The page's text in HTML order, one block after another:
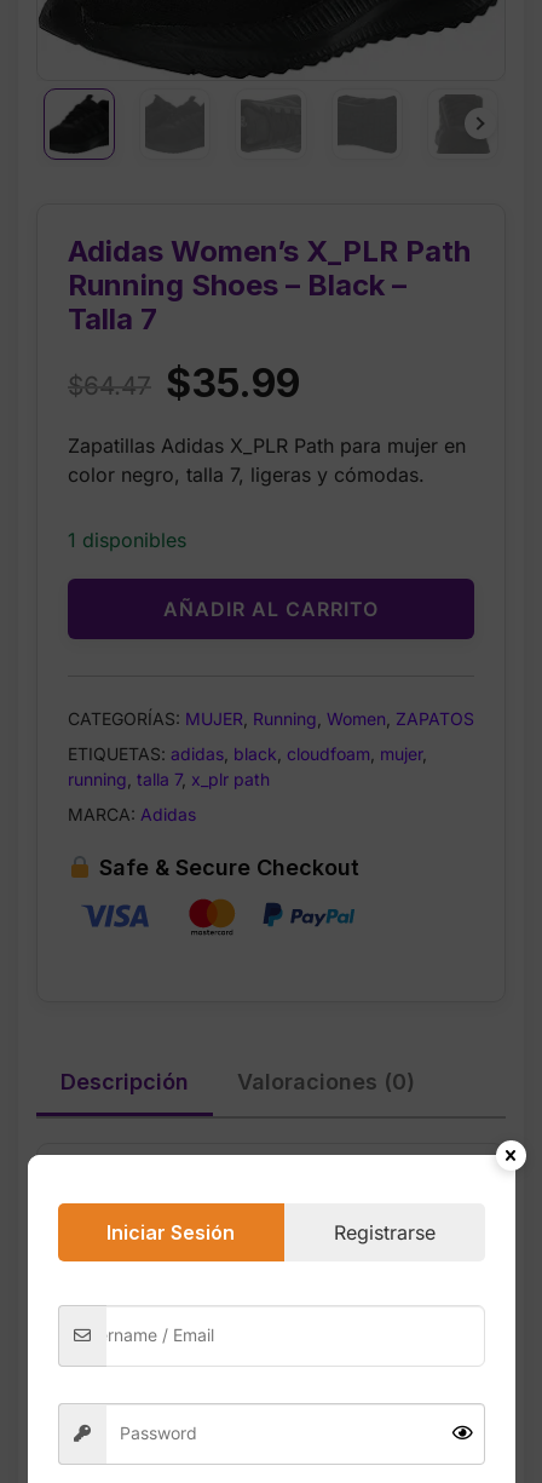
Adidas Women’s X_PLR Path
Running Shoes – Black –
Talla 7
$64.47 Original
was:
$35.99
is:
Zapatillas Adidas X_PLR Path para mujer en
color negro, talla 7, ligeras y cómodas.
1 disponibles
AÑADIR AL CARRITO
CATEGORÍAS: MUJER Running Women ZAPATOS
ETIQUETAS: adidas black cloudfoam mujer,
running talla 7, x_plr path
MARCA: Adidas
Safe & Secure Checkout
Descripción Valoraciones (0)
ofrecer comodidad, estilo y rendimiento
proporciona una pisada suave y acolchada,
ideal para caminar, entrenar o usar durante
todo el día.
La parte superior de malla transpirable
mantiene los pies frescos, mientras que los
refuerzos sintéticos añaden estabilidad sin
Iniciar Sesión Registrarse